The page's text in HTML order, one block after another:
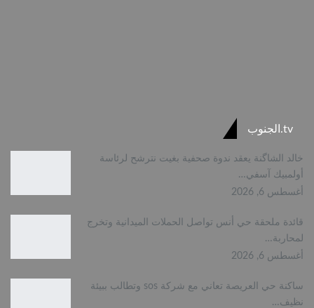
tv.الجنوب
خالد الشاگنة يعقد ندوة صحفية بغيت نترشح لرئاسة
أولمبيك آسفي…
أغسطس 6, 2026
قائدة ملحقة حي أنس تواصل الحملات الميدانية وتخرج
لمحاربة…
أغسطس 6, 2026
ساكنة حي العريصة تعاني مع شركة sos وتطالب ببيئة
نظيف…